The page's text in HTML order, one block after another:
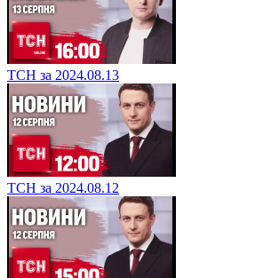
ТСН за 2024.08.13
ТСН за 2024.08.12